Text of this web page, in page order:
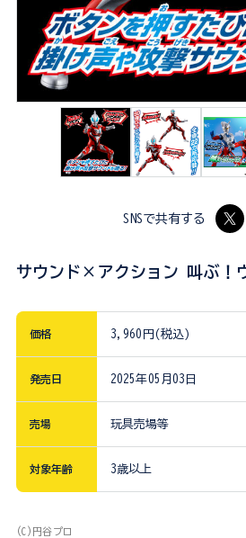
SNSで共有する
サウンド×アクション 叫ぶ！
価格 3,960円(税込)
発売日 2025年05月03日
売場 玩具売場等
対象年齢 3歳以上
(C)円谷プロ